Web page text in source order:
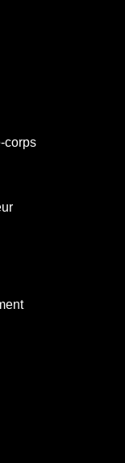
corps